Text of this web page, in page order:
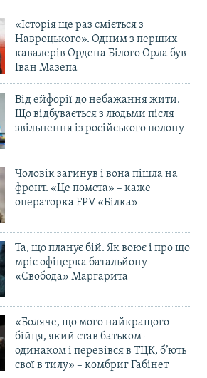
«Історія ще раз сміється з
Навроцького». Одним з перших
кавалерів Ордена Білого Орла був
Іван Мазепа
Від ейфорії до небажання жити.
Що відбувається з людьми після
звільнення із російського полону
Чоловік загинув і вона пішла на
фронт. «Це помста» – каже
операторка FPV «Білка»
Та, що планує бій. Як воює і про що
мріє офіцерка батальйону
«Свобода» Маргарита
«Боляче, що мого найкращого
бійця, який став батьком-
одинаком і перевівся в ТЦК, б’ють
свої в тилу» – комбриг Габінет